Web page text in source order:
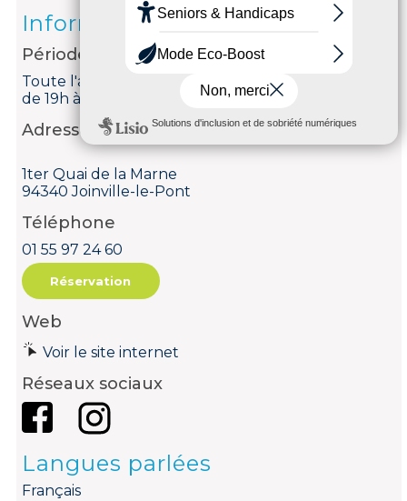
Informations
Période d'ouverture
Toute l'année du lundi au samedi de 12h à 15h et
de 19h à 23h. Le dimanche de 12h à 17h.
Adresse
1ter Quai de la Marne
94340 Joinville-le-Pont
Téléphone
01 55 97 24 60
Réservation
Web
Voir le site internet
Réseaux sociaux
Langues parlées
Français